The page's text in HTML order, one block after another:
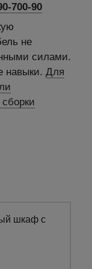
700-90
не
силами.
навыки. Для